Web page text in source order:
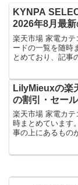
KYNPA
2026年8月最
楽天市場 家電カ
ードの一覧を随時
とめており、記事
LilyMieuxの楽
の割引・セー
楽天市場 家電カ
時まとめています
事の上にあるもの